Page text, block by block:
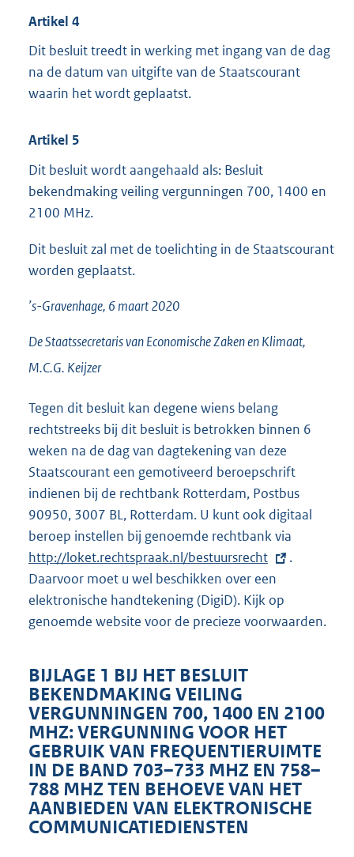
Artikel 4
Dit besluit treedt in werking met ingang van de dag
na de datum van uitgifte van de Staatscourant
waarin het wordt geplaatst.
Artikel 5
Dit besluit wordt aangehaald als: Besluit
bekendmaking veiling vergunningen 700, 1400 en
2100 MHz.
Dit besluit zal met de toelichting in de Staatscourant
worden geplaatst.
’s-Gravenhage, 6 maart 2020
De Staatssecretaris van Economische Zaken en Klimaat,
M.C.G. Keijzer
Tegen dit besluit kan degene wiens belang
rechtstreeks bij dit besluit is betrokken binnen 6
weken na de dag van dagtekening van deze
Staatscourant een gemotiveerd beroepschrift
indienen bij de rechtbank Rotterdam, Postbus
90950, 3007 BL, Rotterdam. U kunt ook digitaal
beroep instellen bij genoemde rechtbank via
x
r
i
k
:
http://loket.rechtspraak.nl/bestuursrecht
.
Daarvoor moet u wel beschikken over een
elektronische handtekening (DigiD). Kijk op
genoemde website voor de precieze voorwaarden.
BIJLAGE 1 BIJ HET BESLUIT
BEKENDMAKING VEILING
VERGUNNINGEN 700, 1400 EN 2100
MHZ: VERGUNNING VOOR HET
GEBRUIK VAN FREQUENTIERUIMTE
IN DE BAND 703–733 MHZ EN 758–
788 MHZ TEN BEHOEVE VAN HET
AANBIEDEN VAN ELEKTRONISCHE
COMMUNICATIEDIENSTEN